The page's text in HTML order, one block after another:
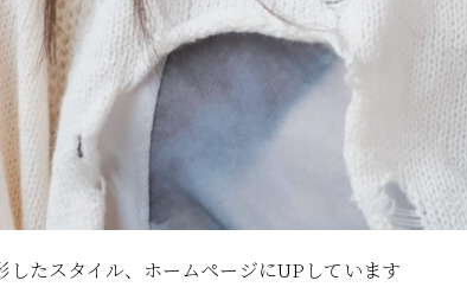
したスタイル、ホームページにUPしています